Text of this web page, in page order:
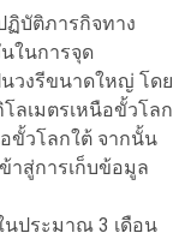
ฏิบัติภารกิจทาง
ในการจุด
นวงรีขนาดใหญ่ โดย
ลเมตรเหนือขั้วโลก
ขั้วโลกใต้ จากนั้น
าสู่การเก็บข้อมูล
นประมาณ 3 เดือน